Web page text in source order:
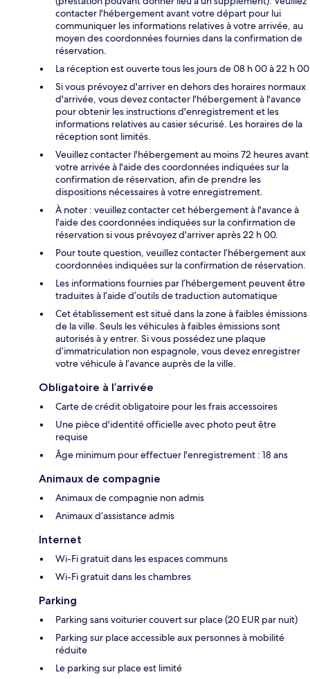
contacter l'hébergement avant votre départ pour lui
communiquer les informations relatives à votre arrivée, au
moyen des coordonnées fournies dans la confirmation de
réservation.
La réception est ouverte tous les jours de 08 h 00 à 22 h 00
Si vous prévoyez d'arriver en dehors des horaires normaux
d'arrivée, vous devez contacter l'hébergement à l'avance
pour obtenir les instructions d'enregistrement et les
informations relatives au casier sécurisé. Les horaires de la
réception sont limités.
Veuillez contacter l'hébergement au moins 72 heures avant
votre arrivée à l'aide des coordonnées indiquées sur la
confirmation de réservation, afin de prendre les
dispositions nécessaires à votre enregistrement.
À noter : veuillez contacter cet hébergement à l'avance à
l'aide des coordonnées indiquées sur la confirmation de
réservation si vous prévoyez d'arriver après 22 h 00.
Pour toute question, veuillez contacter l’hébergement aux
coordonnées indiquées sur la confirmation de réservation.
Les informations fournies par l’hébergement peuvent être
traduites à l’aide d’outils de traduction automatique
Cet établissement est situé dans la zone à faibles émissions
de la ville. Seuls les véhicules à faibles émissions sont
autorisés à y entrer. Si vous possédez une plaque
d’immatriculation non espagnole, vous devez enregistrer
votre véhicule à l’avance auprès de la ville.
Obligatoire à l’arrivée
Carte de crédit obligatoire pour les frais accessoires
Une pièce d'identité officielle avec photo peut être
requise
Âge minimum pour effectuer l'enregistrement : 18 ans
Animaux de compagnie
Animaux de compagnie non admis
Animaux d’assistance admis
Internet
Wi-Fi gratuit dans les espaces communs
Wi-Fi gratuit dans les chambres
Parking
Parking sans voiturier couvert sur place (20 EUR par nuit)
Parking sur place accessible aux personnes à mobilité
réduite
Le parking sur place est limité